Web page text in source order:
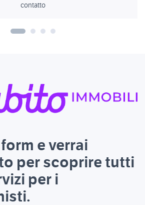
contatto
e verrai
per scoprire tutti
per i